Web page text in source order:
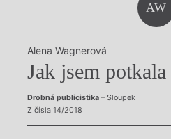
Výroční ceny
AW
Alena Wagnerová
Jak jsem
Drobná publicistika– Sloupek
Z čísla 14/2018